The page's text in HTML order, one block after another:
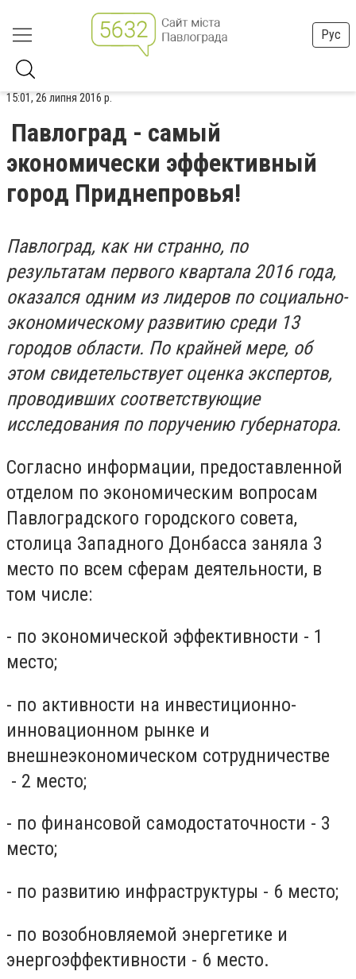
Рус
15:01, 26 липня 2016 р.
Павлоград - самый
экономически эффективный
город Приднепровья!
Павлоград, как ни странно, по
результатам первого квартала 2016 года,
оказался одним из лидеров по социально-
экономическому развитию среди 13
городов области. По крайней мере, об
этом свидетельствует оценка экспертов,
проводивших соответствующие
исследования по поручению губернатора.
Согласно информации, предоставленной
отделом по экономическим вопросам
Павлоградского городского совета,
столица Западного Донбасса заняла 3
место по всем сферам деятельности, в
том числе:
- по экономической эффективности - 1
место;
- по активности на инвестиционно-
инновационном рынке и
внешнеэкономическом сотрудничестве
- 2 место;
- по финансовой самодостаточности - 3
место;
- по развитию инфраструктуры - 6 место;
- по возобновляемой энергетике и
энергоэффективности - 6 место.